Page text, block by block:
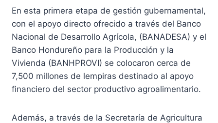
En esta primera etapa de gestión gubernamental,
con el apoyo directo ofrecido a través del Banco
Nacional de Desarrollo Agrícola, (BANADESA) y el
Banco Hondureño para la Producción y la
Vivienda (BANHPROVI) se colocaron cerca de
7,500 millones de lempiras destinado al apoyo
financiero del sector productivo agroalimentario.
Además, a través de la Secretaría de Agricultura